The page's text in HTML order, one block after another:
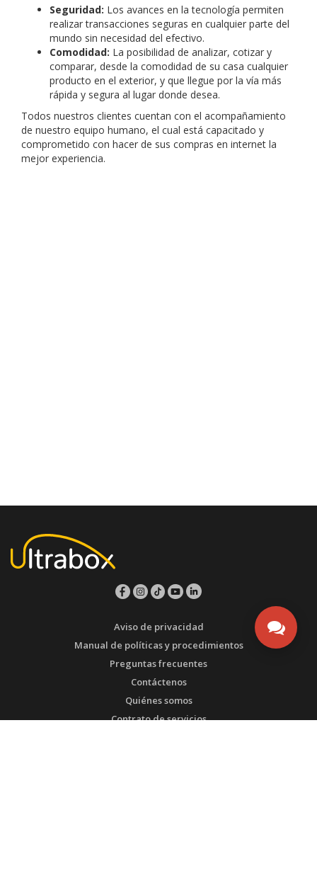
Seguridad: Los avances en la tecnología permiten
realizar transacciones seguras en cualquier parte del
mundo sin necesidad del efectivo.
Comodidad: La posibilidad de analizar, cotizar y
comparar, desde la comodidad de su casa cualquier
producto en el exterior, y que llegue por la vía más
rápida y segura al lugar donde desea.
Todos nuestros clientes cuentan con el acompañamiento
de nuestro equipo humano, el cual está capacitado y
comprometido con hacer de sus compras en internet la
mejor experiencia.
Aviso de privacidad
Manual de políticas y procedimientos
Preguntas frecuentes
Contáctenos
Quiénes somos
Contrato de servicios